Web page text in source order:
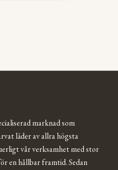
marknad som
läder av allra högsta
vår verksamhet med stor
en hållbar framtid. Sedan